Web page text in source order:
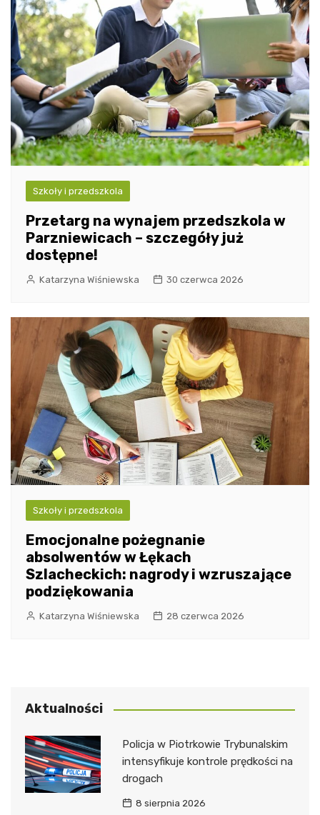
Szkoły i przedszkola
Przetarg na wynajem przedszkola w
Parzniewicach – szczegóły już
dostępne!
Katarzyna Wiśniewska 30 czerwca 2026
Szkoły i przedszkola
Emocjonalne pożegnanie
absolwentów w Łękach
Szlacheckich: nagrody i wzruszające
podziękowania
Katarzyna Wiśniewska 28 czerwca 2026
Aktualności
Policja w Piotrkowie Trybunalskim
intensyfikuje kontrole prędkości na
drogach
8 sierpnia 2026